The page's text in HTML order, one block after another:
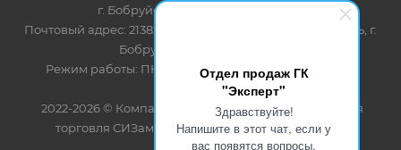
Отдел продаж ГК
"Эксперт"
Здравствуйте!
Напишите в этот чат, если у
вас появятся вопросы.
г. Бобруйск, ул. Лынькова 85 пом 7
Почтовый адрес: 213822, Беларусь, Могилёвская область, г.
Бобруйск, ул. Лынькова, 85
Режим работы: ПН-ПТ 8.30-17.00, СБ-ВС - выходной
2022-2026 © Компания "Эксперт" - оптово-розничная
торговля СИЗами и одноразовыми расходными